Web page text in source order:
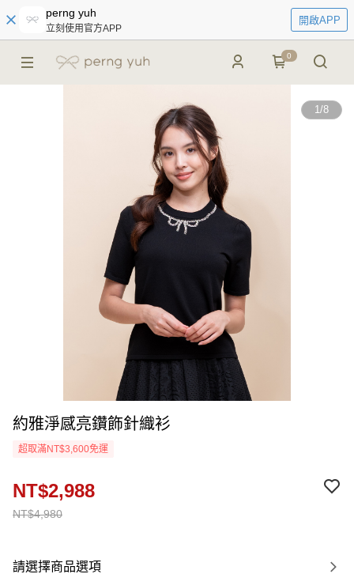
perng yuh
立刻使用官方APP
開啟APP
0
1/8
約雅淨感亮鑽飾針織衫
超取滿NT$3,600免運
NT$4,980
NT$2,988
請選擇商品選項